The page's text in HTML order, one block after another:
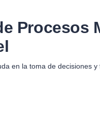
Procesos
en la toma de decisiones